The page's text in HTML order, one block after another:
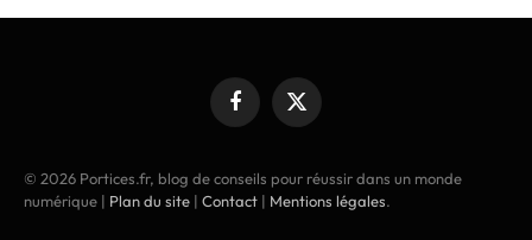
FacebookX
© 2026 Portices.fr, blog de conseils pour réussir dans un monde
numérique | Plan du site | Contact | Mentions légales.